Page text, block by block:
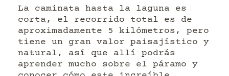
La caminata hasta la laguna es
corta, el recorrido total es de
aproximadamente 5 kilómetros, pero
tiene un gran valor paisajístico y
natural, así que allí podrás
aprender mucho sobre el páramo y